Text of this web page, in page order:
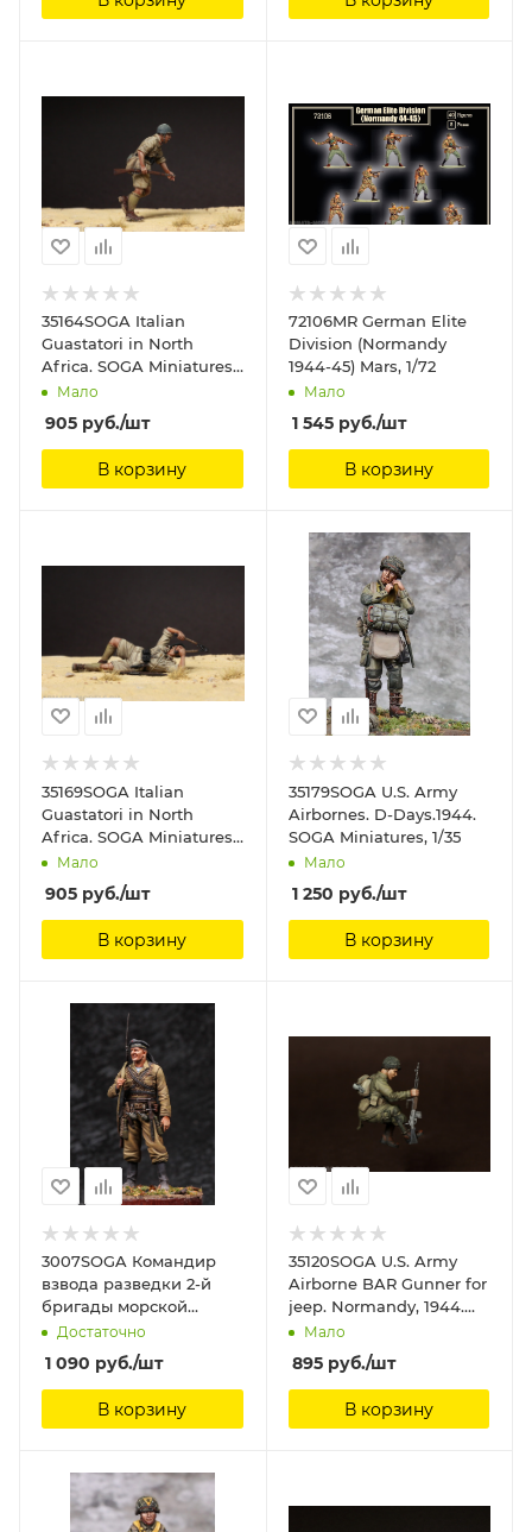
35164SOGA Italian
Guastatori in North
Africa. SOGA Miniatures,
1/35Мало
905 руб./шт
В корзину
72106MR German Elite
Division (Normandy
1944-45) Mars, 1/72
Мало
1 545руб./шт
В корзину
35169SOGA Italian
Guastatori in North
Africa. SOGA Miniatures,
1/35Мало
905 руб./шт
В корзину
35179SOGA U.S. Army
Airbornes. D-Days.1944.
SOGA Miniatures, 1/35
Мало
1 250 руб./шт
В корзину
3007SOGA Командир
взвода разведки 2-й
бригады морской
пехоты КБФ. 1941 г SOGA
Miniatures, 1/35
Достаточно
1 090 руб./шт
В корзину
35120SOGA U.S. Army
Airborne BAR Gunner for
jeep. Normandy, 1944.
SOGA Miniatures, 1/35
Мало
895руб./шт
В корзину